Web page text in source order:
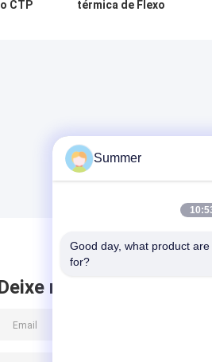
CTP
térmica de Flexo
mensagem
Summer
Good day, what product
for?